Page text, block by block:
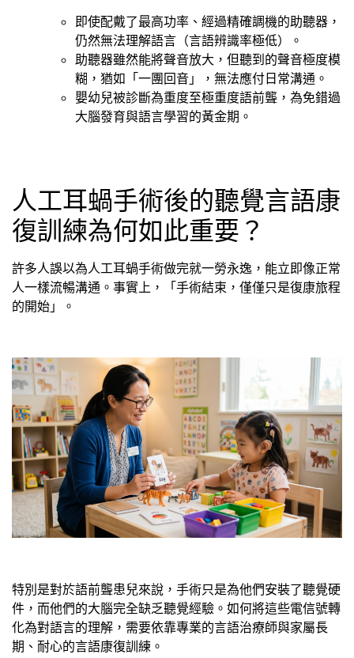
即使配戴了最高功率、經過精確調機的助聽器，
仍然無法理解語言（言語辨識率極低）。
助聽器雖然能將聲音放大，但聽到的聲音極度模
糊，猶如「一團回音」，無法應付日常溝通。
嬰幼兒被診斷為重度至極重度語前聾，為免錯過
大腦發育與語言學習的黃金期。
人工耳蝸手術後的聽覺言語康
復訓練為何如此重要？
許多人誤以為人工耳蝸手術做完就一勞永逸，能立即像正常
人一樣流暢溝通。事實上，「手術結束，僅僅只是復康旅程
的開始」。
特別是對於語前聾患兒來說，手術只是為他們安裝了聽覺硬
件，而他們的大腦完全缺乏聽覺經驗。如何將這些電信號轉
化為對語言的理解，需要依靠專業的言語治療師與家屬長
期、耐心的言語康復訓練。